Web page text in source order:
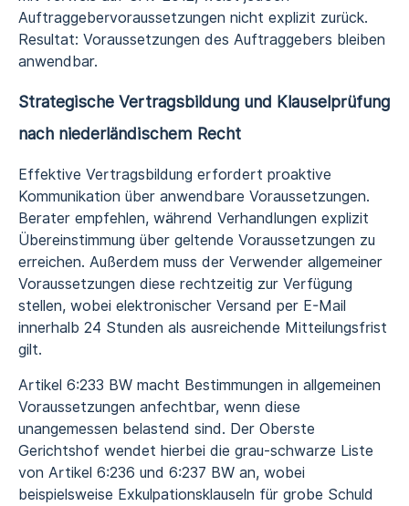
Auftraggebervoraussetzungen nicht explizit zurück.
Resultat: Voraussetzungen des Auftraggebers bleiben
anwendbar.
Strategische Vertragsbildung und Klauselprüfung
nach niederländischem Recht
Effektive Vertragsbildung erfordert proaktive
Kommunikation über anwendbare Voraussetzungen.
Berater empfehlen, während Verhandlungen explizit
Übereinstimmung über geltende Voraussetzungen zu
erreichen. Außerdem muss der Verwender allgemeiner
Voraussetzungen diese rechtzeitig zur Verfügung
stellen, wobei elektronischer Versand per E-Mail
innerhalb 24 Stunden als ausreichende Mitteilungsfrist
gilt.
Artikel 6:233 BW macht Bestimmungen in allgemeinen
Voraussetzungen anfechtbar, wenn diese
unangemessen belastend sind. Der Oberste
Gerichtshof wendet hierbei die grau-schwarze Liste
von Artikel 6:236 und 6:237 BW an, wobei
beispielsweise Exkulpationsklauseln für grobe Schuld